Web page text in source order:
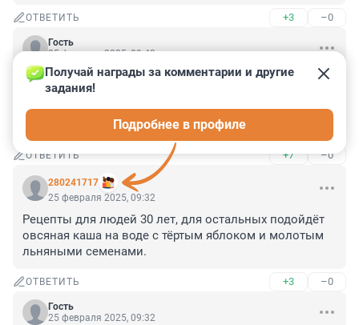
ОТВЕТИТЬ +3 –0
Гость
25 февраля 2025, 09:43
Ну почему все рецепты "простых" блюд начинаются с
... "Возьмите кило свинины, авокадо, перо из ж оп ы
полярной совы и три глаза динозавра"?! Ну откуда я
возьму свинину?!!
ОТВЕТИТЬ +7 –0
280241717
Получай награды за комментарии и другие
задания!
Подробнее в профиле
25 февраля 2025, 09:32
Рецепты для людей 30 лет, для остальных подойдёт
овсяная каша на воде с тёртым яблоком и молотым
льняными семенами.
ОТВЕТИТЬ +3 –0
Гость
25 февраля 2025, 09:32